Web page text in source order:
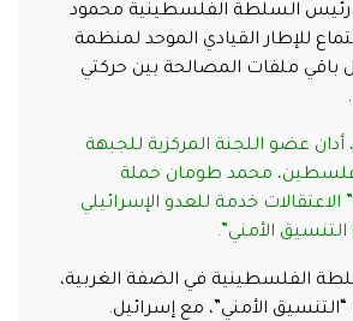
السلطة الفلسطينية محمود
للإطار القيادي الموحد لمنظمة
باقي ملفات المصالحة بين حركتي
أدان عضو اللجنة المركزية للجبهة
فلسطين، محمد طومان حملة
الاعتقالات خدمة للعدو الإسرائيلي
الأمني”.
الفلسطينية في الضفة الغربية،
الأمني”، مع إسرائيل.